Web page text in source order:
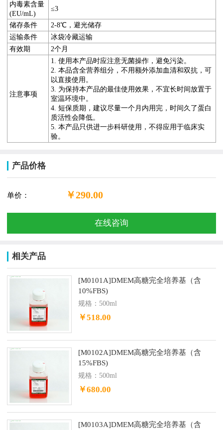
内毒素含量
(EU/mL)
≤3
储存条件
2-8℃，避光储存
运输条件
冰袋冷藏运输
有效期
2个月
注意事项
1. 使用本产品时应注意无菌操作，避免污染。
2.本品含全营养组分，不用额外添加血清和双抗，可
以直接使用。
3. 为保持本产品的最佳使用效果，不宜长时间放置于
室温环境中。
4.短保质期，建议尽量一个月内用完，时间久了蛋白
质活性会降低。
5. 本产品只供进一步科研使用，不得应用于临床实
验。
产品价格
单价： ￥290.00
在线咨询
相关产品
[M0101A]DMEM高糖完全培养基（含
10%FBS)
规格：500ml
￥518.00
[M0102A]DMEM高糖完全培养基（含
15%FBS)
规格：500ml
￥680.00
[M0103A]DMEM高糖完全培养基（含